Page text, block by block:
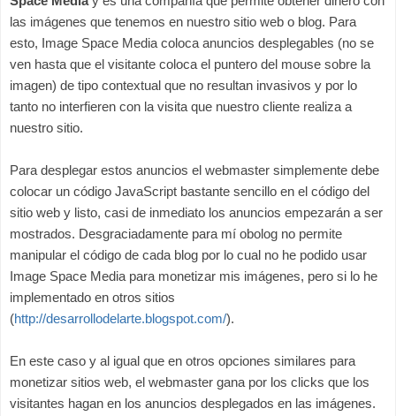
las imágenes que tenemos en nuestro sitio web o blog. Para
esto, Image Space Media coloca anuncios desplegables (no se
ven hasta que el visitante coloca el puntero del mouse sobre la
imagen) de tipo contextual que no resultan invasivos y por lo
tanto no interfieren con la visita que nuestro cliente realiza a
nuestro sitio.
Para desplegar estos anuncios el webmaster simplemente debe
colocar un código JavaScript bastante sencillo en el código del
sitio web y listo, casi de inmediato los anuncios empezarán a ser
mostrados. Desgraciadamente para mí obolog no permite
manipular el código de cada blog por lo cual no he podido usar
Image Space Media para monetizar mis imágenes, pero si lo he
implementado en otros sitios
(http://desarrollodelarte.blogspot.com/).
En este caso y al igual que en otros opciones similares para
monetizar sitios web, el webmaster gana por los clicks que los
visitantes hagan en los anuncios desplegados en las imágenes.